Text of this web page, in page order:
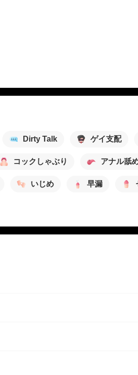
Dirty Talk ゲイ支配
コックしゃぶり アナル舐
いじめ 早漏